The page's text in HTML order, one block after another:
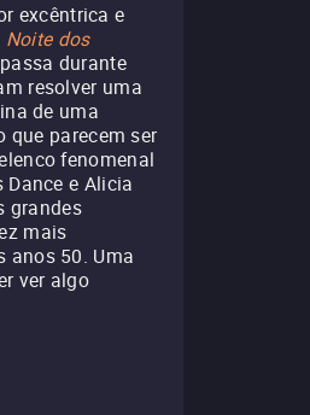
excêntrica e
Noite dos
durante
resolver uma
de uma
que parecem ser
fenomenal
e Alicia
grandes
mais
anos 50. Uma
ver algo